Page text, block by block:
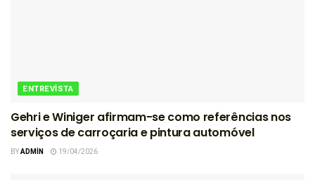
ENTREVISTA
Gehri e Winiger afirmam-se como referências nos
serviços de carroçaria e pintura automóvel
BYADMIN 19/04/2026